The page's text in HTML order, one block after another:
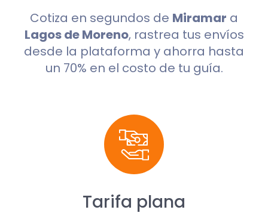
Cotiza en segundos de Miramar a
Lagos de Moreno, rastrea tus envíos
desde la plataforma y ahorra hasta
un 70% en el costo de tu guía.
Tarifa plana